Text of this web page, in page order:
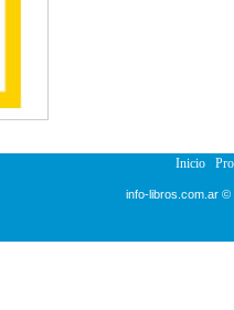
Inicio
info-libros.com.ar